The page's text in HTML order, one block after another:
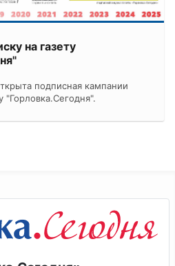
на газету
подписная кампании
"Горловка.Сегодня".